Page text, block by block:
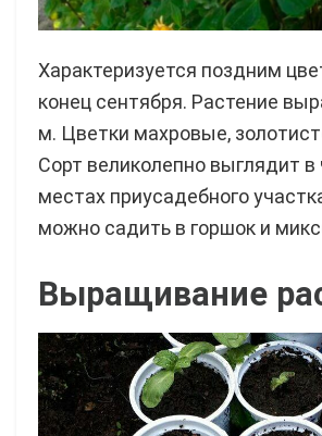
Характеризуется поздним
конец сентября. Растение
м. Цветки махровые,
Сорт великолепно выглядит в
местах приусадебного
можно садить в горшок и
Выращивание